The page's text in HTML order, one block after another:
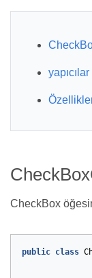
yapıcılar
CheckBox
public class